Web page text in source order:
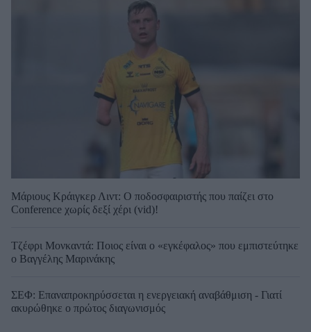
Μάριους Κράιγκερ Λιντ: Ο ποδοσφαιριστής που παίζει στο
Conference χωρίς δεξί χέρι (vid)!
Τζέφρι Μονκαντά: Ποιος είναι ο «εγκέφαλος» που εμπιστεύτηκε
ο Βαγγέλης Μαρινάκης
ΣΕΦ: Επαναπροκηρύσσεται η ενεργειακή αναβάθμιση - Γιατί
ακυρώθηκε ο πρώτος διαγωνισμός